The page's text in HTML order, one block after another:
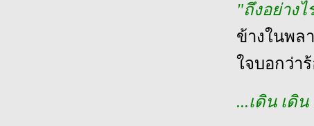
"ถึงอย่าง
ข้างในพล
ใจบอกว่า
...เดิน เดิ